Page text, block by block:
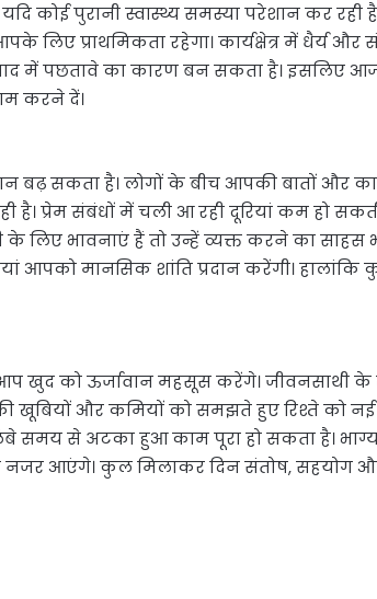
कोई पुरानी स्वास्थ्य समस्या परेशान कर
लिए प्राथमिकता रहेगा। कार्यक्षेत्र में धैर्य
बाद में पछतावे का कारण बन सकता है। इसलिए
करने दें।
सकता है। लोगों के बीच आपकी बातों और
है। प्रेम संबंधों में चली आ रही दूरियां कम हो
के लिए भावनाएं हैं तो उन्हें व्यक्त करने का
आपको मानसिक शांति प्रदान करेंगी।
खुद को ऊर्जावान महसूस करेंगे। जीवनसाथी के
और कमियों को समझते हुए रिश्ते को नई
समय से अटका हुआ काम पूरा हो सकता है।
नजर आएंगे। कुल मिलाकर दिन संतोष, सहयोग